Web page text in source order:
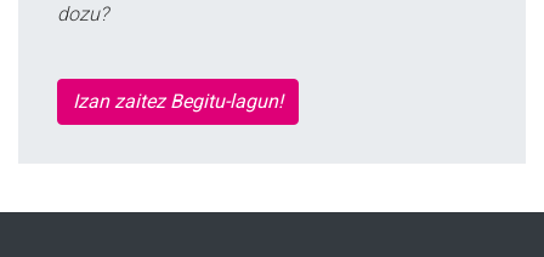
dozu?
Izan zaitez Begitu-lagun!